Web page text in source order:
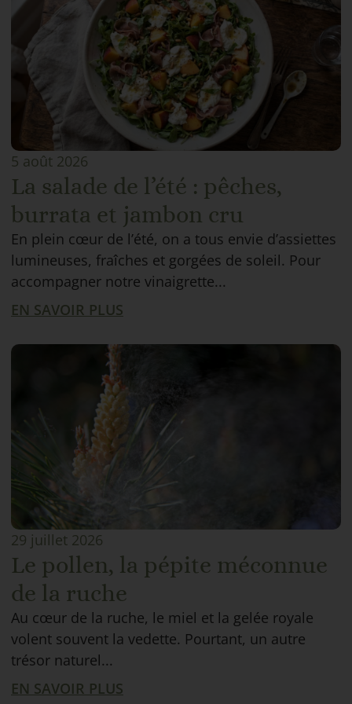
5 août 2026
La salade de l’été : pêches,
burrata et jambon cru
En plein cœur de l’été, on a tous envie d’assiettes
lumineuses, fraîches et gorgées de soleil. Pour
accompagner notre vinaigrette...
EN SAVOIR PLUS
29 juillet 2026
Le pollen, la pépite méconnue
de la ruche
Au cœur de la ruche, le miel et la gelée royale
volent souvent la vedette. Pourtant, un autre
trésor naturel...
EN SAVOIR PLUS